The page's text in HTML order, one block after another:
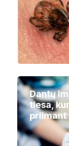
Dantų
tiesa,
priimant